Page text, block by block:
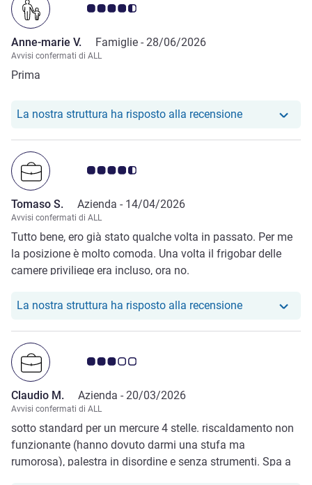
Giudizio clienti 4.5/5
Anne-marie V. Famiglie - 28/06/2026
Avvisi confermati di ALL
Prima
La nostra struttura ha risposto alla recensioneIl nostro hotel
Giudizio clienti 4.5/5
Tomaso S. Azienda - 14/04/2026
Avvisi confermati di ALL
Tutto bene, ero già stato qualche volta in passato. Per me
la posizione è molto comoda. Una volta il frigobar delle
camere priviliege era incluso, ora no.
La nostra struttura ha risposto alla recensioneIl nostro hotel
Giudizio clienti 3.0/5
Claudio M. Azienda - 20/03/2026
Avvisi confermati di ALL
sotto standard per un mercure 4 stelle. riscaldamento non
funzionante (hanno dovuto darmi una stufa ma
rumorosa), palestra in disordine e senza strumenti. Spa a